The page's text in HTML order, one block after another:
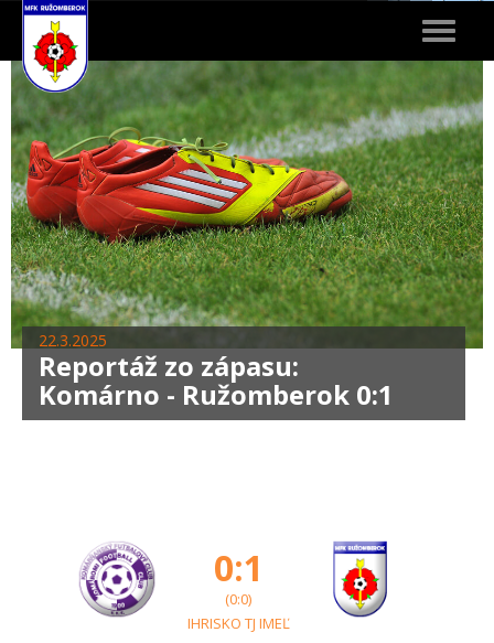
Toggle
22.3.2025
Reportáž zo zápasu:
Komárno - Ružomberok 0:1
0:1
(0:0)
IHRISKO TJ IMEĽ